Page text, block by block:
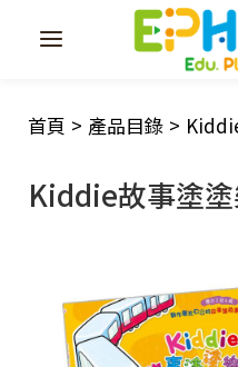
首頁 > 產品目錄 >
Kiddie故事塗